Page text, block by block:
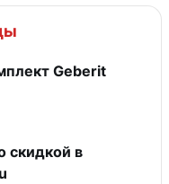
Geberit
скидкой в